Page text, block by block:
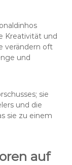
Kreativität und
verändern oft
und
sie
und die
sie zu einem
auf